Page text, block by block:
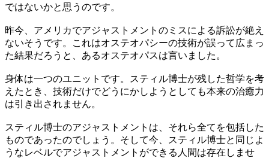
ではないかと思うのです。
昨今、アメリカでアジャストメントのミスによる訴訟が絶え
ないそうです。これはオステオパシーの技術が誤って広まっ
た結果だろうと、あるオステオパスは言いました。
身体は一つのユニットです。スティル博士が残した哲学を考
えたとき、技術だけでどうにかしようとしても本来の治癒力
は引き出されません。
スティル博士のアジャストメントは、それら全てを包括した
ものであったのでしょう。そして今、スティル博士と同じよ
うなレベルでアジャストメントができる人間は存在しませ